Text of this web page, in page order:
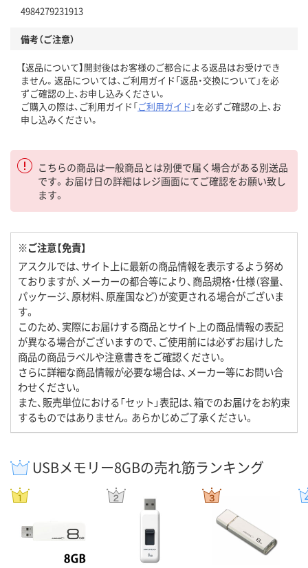
4984279231913
備考（ご注意）
【返品について】開封後はお客様のご都合による返品はお受けでき
ません。返品については、ご利用ガイド「返品・交換について」を必
ずご確認の上、お申し込みください。
ご購入の際は、ご利用ガイド「ご利用ガイド 」を必ずご確認の上、お
申し込みください。
こちらの商品は一般商品とは別便で届く場合がある別送品
です。お届け日の詳細はレジ画面にてご確認をお願い致し
ます。
※ご注意【免責】
アスクルでは、サイト上に最新の商品情報を表示するよう努め
ておりますが、メーカーの都合等により、商品規格・仕様（容量、
パッケージ、原材料、原産国など）が変更される場合がございま
す。
このため、実際にお届けする商品とサイト上の商品情報の表記
が異なる場合がございますので、ご使用前には必ずお届けした
商品の商品ラベルや注意書きをご確認ください。
さらに詳細な商品情報が必要な場合は、メーカー等にお問い合
わせください。
また、販売単位における「セット」表記は、箱でのお届けをお約束
するものではありません。あらかじめご了承ください。
USBメモリー8GBの売れ筋ランキング